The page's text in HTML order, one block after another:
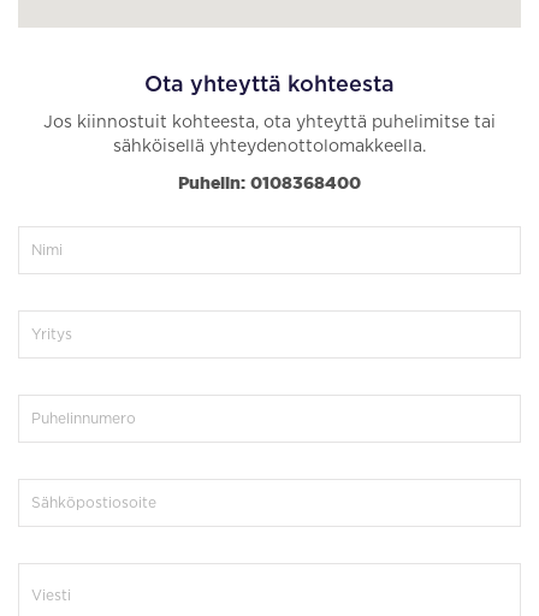
Ota yhteyttä kohteesta
Jos kiinnostuit kohteesta, ota yhteyttä puhelimitse tai
sähköisellä yhteydenottolomakkeella.
Puhelin: 0108368400